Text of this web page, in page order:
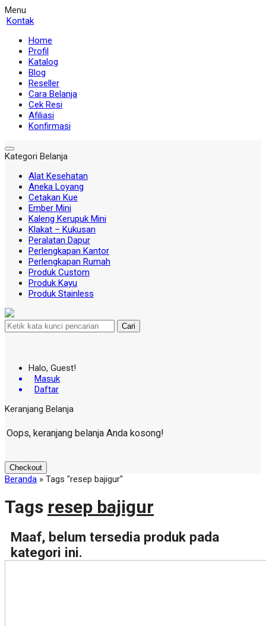
Menu
Kontak
Home
Profil
Katalog
Blog
Reseller
Cara Belanja
Cek Resi
Afiliasi
Konfirmasi
Kategori Belanja
Alat Kesehatan
Aneka Loyang
Cetakan Kue
Ember Mini
Kaleng Kerupuk Mini
Klakat – Kukusan
Peralatan Dapur
Perlengkapan Kantor
Perlengkapan Rumah
Produk Custom
Produk Kayu
Produk Stainless
Cari
Halo, Guest!
Masuk
Daftar
Keranjang Belanja
Oops, keranjang belanja Anda kosong!
Checkout
Beranda » Tags "resep bajigur"
Tags resep bajigur
Maaf, belum tersedia produk pada
kategori ini.